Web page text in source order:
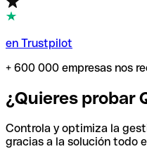
en Trustpilot
+ 600 000 empresas nos
¿Quieres probar
Controla y optimiza la
gracias a la solución todo